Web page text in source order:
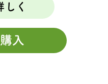
しく
入